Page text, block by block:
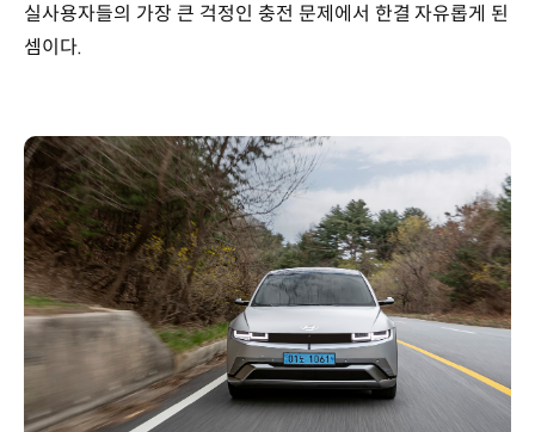
실사용자들의 가장 큰 걱정인 충전 문제에서 한결 자유롭게 된
셈이다.